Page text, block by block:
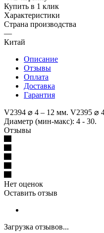
Купить в 1 клик
Характеристики
Страна производства
—
Китай
Описание
Отзывы
Оплата
Доставка
Гарантия
V2394 ⌀ 4 – 12 мм. V2395 ⌀
Диаметр (мин-макс): 4 - 30.
Отзывы
Нет оценок
Оставить отзыв
Загрузка отзывов...